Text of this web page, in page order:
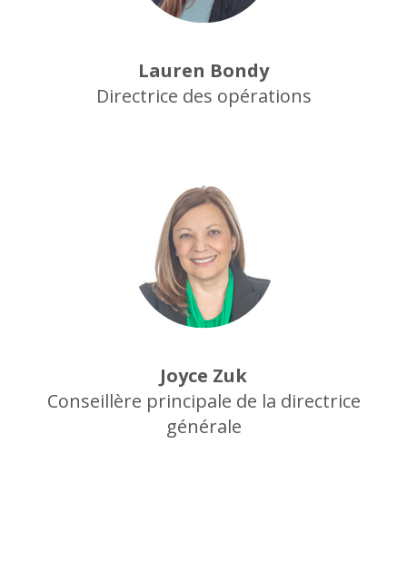
Lauren Bondy
Directrice des opérations
Joyce Zuk
Conseillère principale de la directrice
générale